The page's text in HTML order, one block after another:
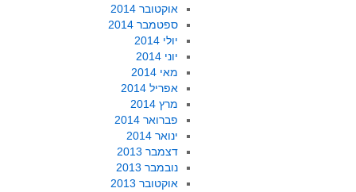
אוקטובר 2014
ספטמבר 2014
יולי 2014
יוני 2014
מאי 2014
אפריל 2014
מרץ 2014
פברואר 2014
ינואר 2014
דצמבר 2013
נובמבר 2013
אוקטובר 2013